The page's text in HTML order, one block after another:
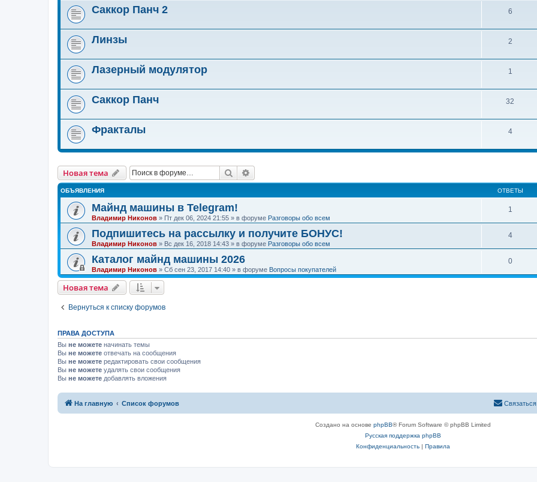
Саккор Панч 2 6
Линзы 2
Лазерный модулятор 1
Саккор Панч 32
Фракталы 4
Новая тема Поиск
ОБЪЯВЛЕНИЯ ОТВЕТЫ
Майнд машины в Telegram!
Владимир Никонов » Пт дек 06, 2024 21:55 » в форуме Разговоры обо всем
1
Подпишитесь на рассылку и получите БОНУС!
Владимир Никонов » Вс дек 16, 2018 14:43 » в форуме Разговоры обо всем
4
Каталог майнд машины 2026
Владимир Никонов » Сб сен 23, 2017 14:40 » в форуме Вопросы покупателей
0
Новая тема
Вернуться к списку форумов
ПРАВА ДОСТУПА
Вы не можете начинать темы
Вы не можете отвечать на сообщения
Вы не можете редактировать свои сообщения
Вы не можете удалять свои сообщения
Вы не можете добавлять вложения
На главную Список форумов
Создано на основе phpBB® Forum Software © phpBB Limited
Русская поддержка phpBB
Конфиденциальность| Правила